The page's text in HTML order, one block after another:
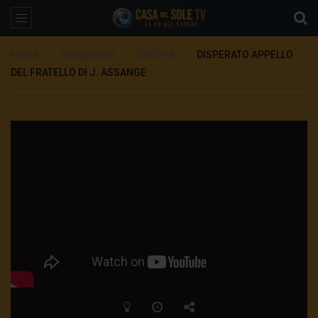
DISPERATO APPELLO
DEL FRATELLO DI J. ASSANGE